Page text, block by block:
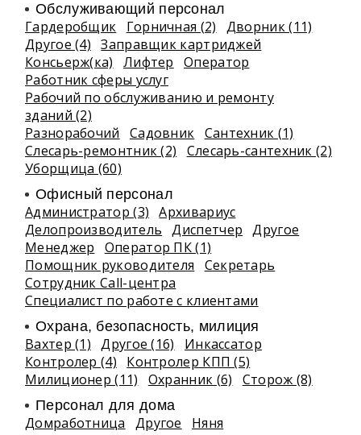
Обслуживающий персонал
Гардеробщик Горничная (2)
Дворник (11)
Другое (4)
Заправщик картриджей
Консьерж(ка)
Лифтер
Оператор
Работник сферы услуг
Рабочий по обслуживанию и ремонту
зданий (2)
Разнорабочий
Садовник Сантехник (1)
Слесарь-ремонтник (2)
Слесарь-сантехник (2)
Уборщица (60)
Офисный персонал
Администратор (3)
Архивариус
Делопроизводитель
Диспетчер
Другое
Менеджер
Оператор ПК (1)
Помощник руководителя
Секретарь
Сотрудник Call-центра
Специалист по работе с клиентами
Охрана, безопасность, милиция
Вахтер (1) Другое (16)
Инкассатор
Контролер (4)
Контролер КПП (5)
Милиционер (11)
Охранник (6) Сторож (8)
Персонал для дома
Домработница Другое
Няня